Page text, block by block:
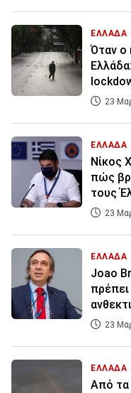
ΕΛΛΑΔΑ
Όταν ο
23
ΕΛΛΑΔΑ
Νίκος
πώς
τους
23
ΕΛΛΑΔΑ
Joao
23
ΕΛΛΑΔΑ
Από τα